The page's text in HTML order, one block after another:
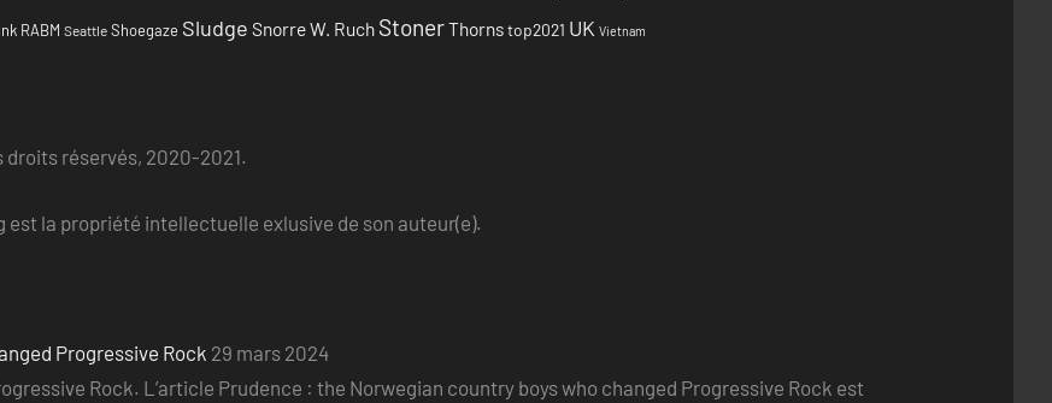
RABM Seattle Shoegaze Sludge Snorre W. Ruch StonerThornstop2021 UK Vietnam
droits réservés, 2020-2021.
la propriété intellectuelle exlusive de son auteur(e).
Progressive Rock 29 mars 2024
Rock. L’article Prudence : the Norwegian country boys who changed Progressive Rock est